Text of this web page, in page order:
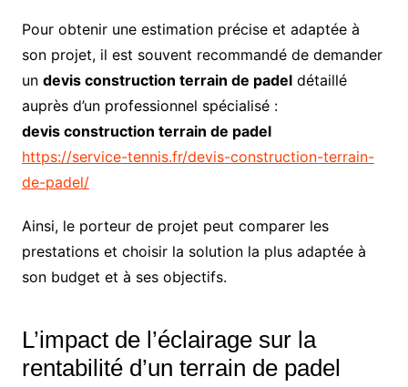
Pour obtenir une estimation précise et adaptée à
son projet, il est souvent recommandé de demander
un devis construction terrain de padeldétaillé
auprès d’un professionnel spécialisé :
devis construction terrain de padel
https://service-tennis.fr/devis-construction-terrain-
de-padel/
Ainsi, le porteur de projet peut comparer les
prestations et choisir la solution la plus adaptée à
son budget et à ses objectifs.
L’impact de l’éclairage sur la
rentabilité d’un terrain de padel